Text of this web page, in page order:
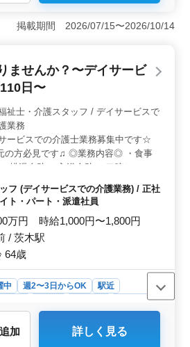
50代以上も活躍中＞ 大阪府枚方
るサービス付き高齢者向け住宅で
積極的に募集しています。幅広い
2〜3日からの勤務も可能で交通
など働きやすい環境が整っていま
た待遇が提供され、長く安心して
ます。 ＜積極採用中・ご応募
験を活かして介護のプロフェッ
たい方、地域の高齢者の方々に支
方、ぜひ積極的にご応募くださ
掲載期間 2026/07/15〜2026/10/14
ませんか？〜デイサービ
日〜
・介護スタッフ / デイサービスで
業務
ービスでの介護士業務募集中です☆
の方必見です♫ ◎業務内容◎ ・食事
・排泄介助 ・入浴介助 ・口腔ケア ・
訓練の補助 等 ◎特徴◎ ・夜勤なし
歩10分圏内 経験や資格を活かしたお
す！ 皆様のご応募お待ちしておりま
フ (デイサービスでの介護業務) / 正社
ト・パート・派遣社員
万円 時給1,000円〜1,800円
/ 茨木駅
64歳
中 週2〜3日からOK
駅近
派遣社員
介護福祉士・介護スタッフ
加 詳しく見る